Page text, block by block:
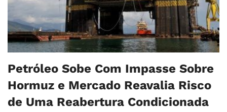
Petróleo Sobe Com Impasse Sobre
Hormuz e Mercado Reavalia Risco
de Uma Reabertura Condicionada